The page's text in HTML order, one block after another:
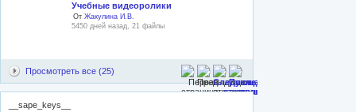
Учебные видеоролики
От Жакулина И.В.
5450 дней назад, 21 файлы
Просмотреть все (25)
__sape_keys__